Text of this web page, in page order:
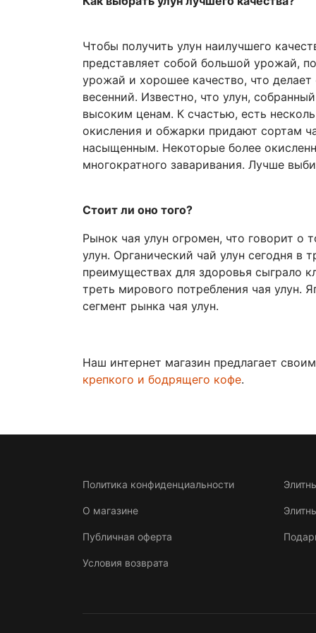
Чтобы получить улун наилучшего
представляет собой большой урожай,
урожай и хорошее качество, что
весенний. Известно, что улун,
высоким ценам. К счастью, есть
окисления и обжарки придают сортам
насыщенным. Некоторые более
многократного заваривания. Лучше
Стоит ли оно того?
Рынок чая улун огромен, что говорит о
улун. Органический чай улун сегодня
преимуществах для здоровья сыграло
треть мирового потребления чая
сегмент рынка чая улун.
Наш интернет магазин предлагает
крепкого и бодрящего кофе.
Политика конфиденциальности
О магазине
Публичная оферта
Условия возврата